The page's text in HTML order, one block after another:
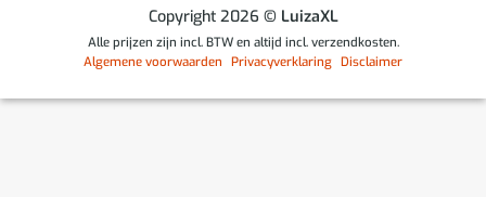
Copyright 2026 © LuizaXL
Alle prijzen zijn incl. BTW en altijd incl. verzendkosten.
Algemene voorwaarden Privacyverklaring Disclaimer